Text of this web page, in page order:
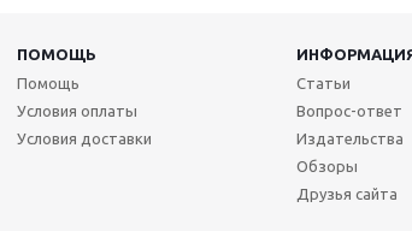
ПОМОЩЬ
Помощь
Условия оплаты
Условия доставки
Статьи
Вопрос-ответ
Издательства
Обзоры
Друзья сайта